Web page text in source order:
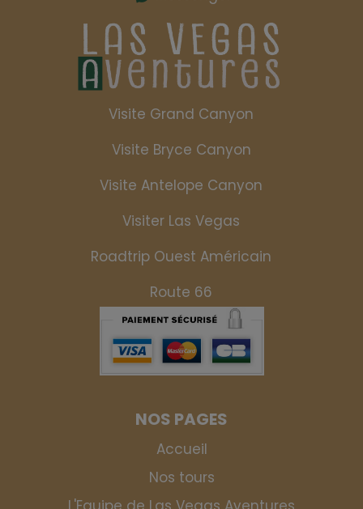
Visite Grand Canyon
Visite Bryce Canyon
Visite Antelope Canyon
Visiter Las Vegas
Roadtrip Ouest Américain
Route 66
NOS PAGES
Accueil
Nos tours